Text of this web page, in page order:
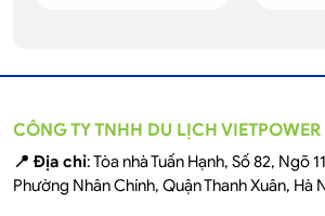
CÔNG TY TNHH DU LỊCH VIETPOWER
📍 Địa chỉ: Tòa nhà Tuấn Hạnh, Số 82, Ngõ
Phường Nhân Chính, Quận Thanh Xuân, Hà